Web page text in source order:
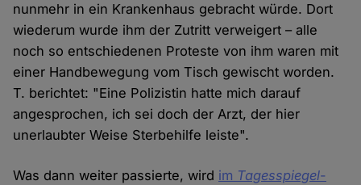
nunmehr in ein Krankenhaus gebracht würde. Dort
wiederum wurde ihm der Zutritt verweigert – alle
noch so entschiedenen Proteste von ihm waren mit
einer Handbewegung vom Tisch gewischt worden.
T. berichtet: "Eine Polizistin hatte mich darauf
angesprochen, ich sei doch der Arzt, der hier
unerlaubter Weise Sterbehilfe leiste".
Was dann weiter passierte, wird im Tagesspiegel-